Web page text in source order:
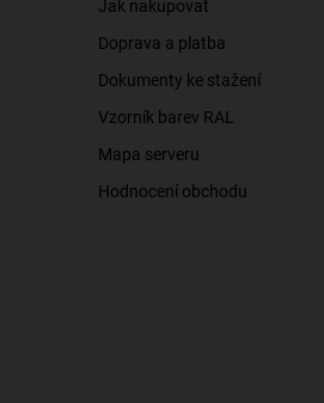
Jak nakupovat
Doprava a platba
Dokumenty ke stažení
Vzorník barev RAL
Mapa serveru
Hodnocení obchodu